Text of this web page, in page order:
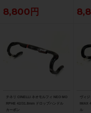
8,800円
チネリ CINELLI ネオモルフィ NEO MO
RPHE 42/31.8mm ドロップハンドル
カーボン
ヴィジ
IMAX
ル